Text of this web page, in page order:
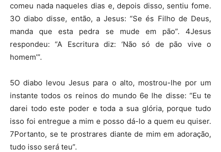
comeu nada naqueles dias e, depois disso, sentiu fome.
3O diabo disse, então, a Jesus: “Se és Filho de Deus,
manda que esta pedra se mude em pão”. 4Jesus
respondeu: “A Escritura diz: ‘Não só de pão vive o
homem’”.
5O diabo levou Jesus para o alto, mostrou-lhe por um
instante todos os reinos do mundo 6e lhe disse: “Eu te
darei todo este poder e toda a sua glória, porque tudo
isso foi entregue a mim e posso dá-lo a quem eu quiser.
7Portanto, se te prostrares diante de mim em adoração,
tudo isso será teu”.